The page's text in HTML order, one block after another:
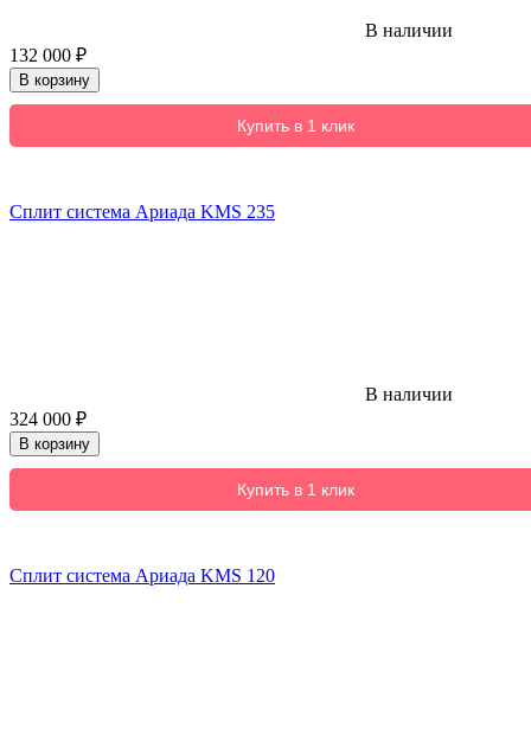
В наличии
132 000 ₽
В корзину
Купить в 1 клик
Сплит система Ариада KMS 235
В наличии
324 000 ₽
В корзину
Купить в 1 клик
Сплит система Ариада KMS 120